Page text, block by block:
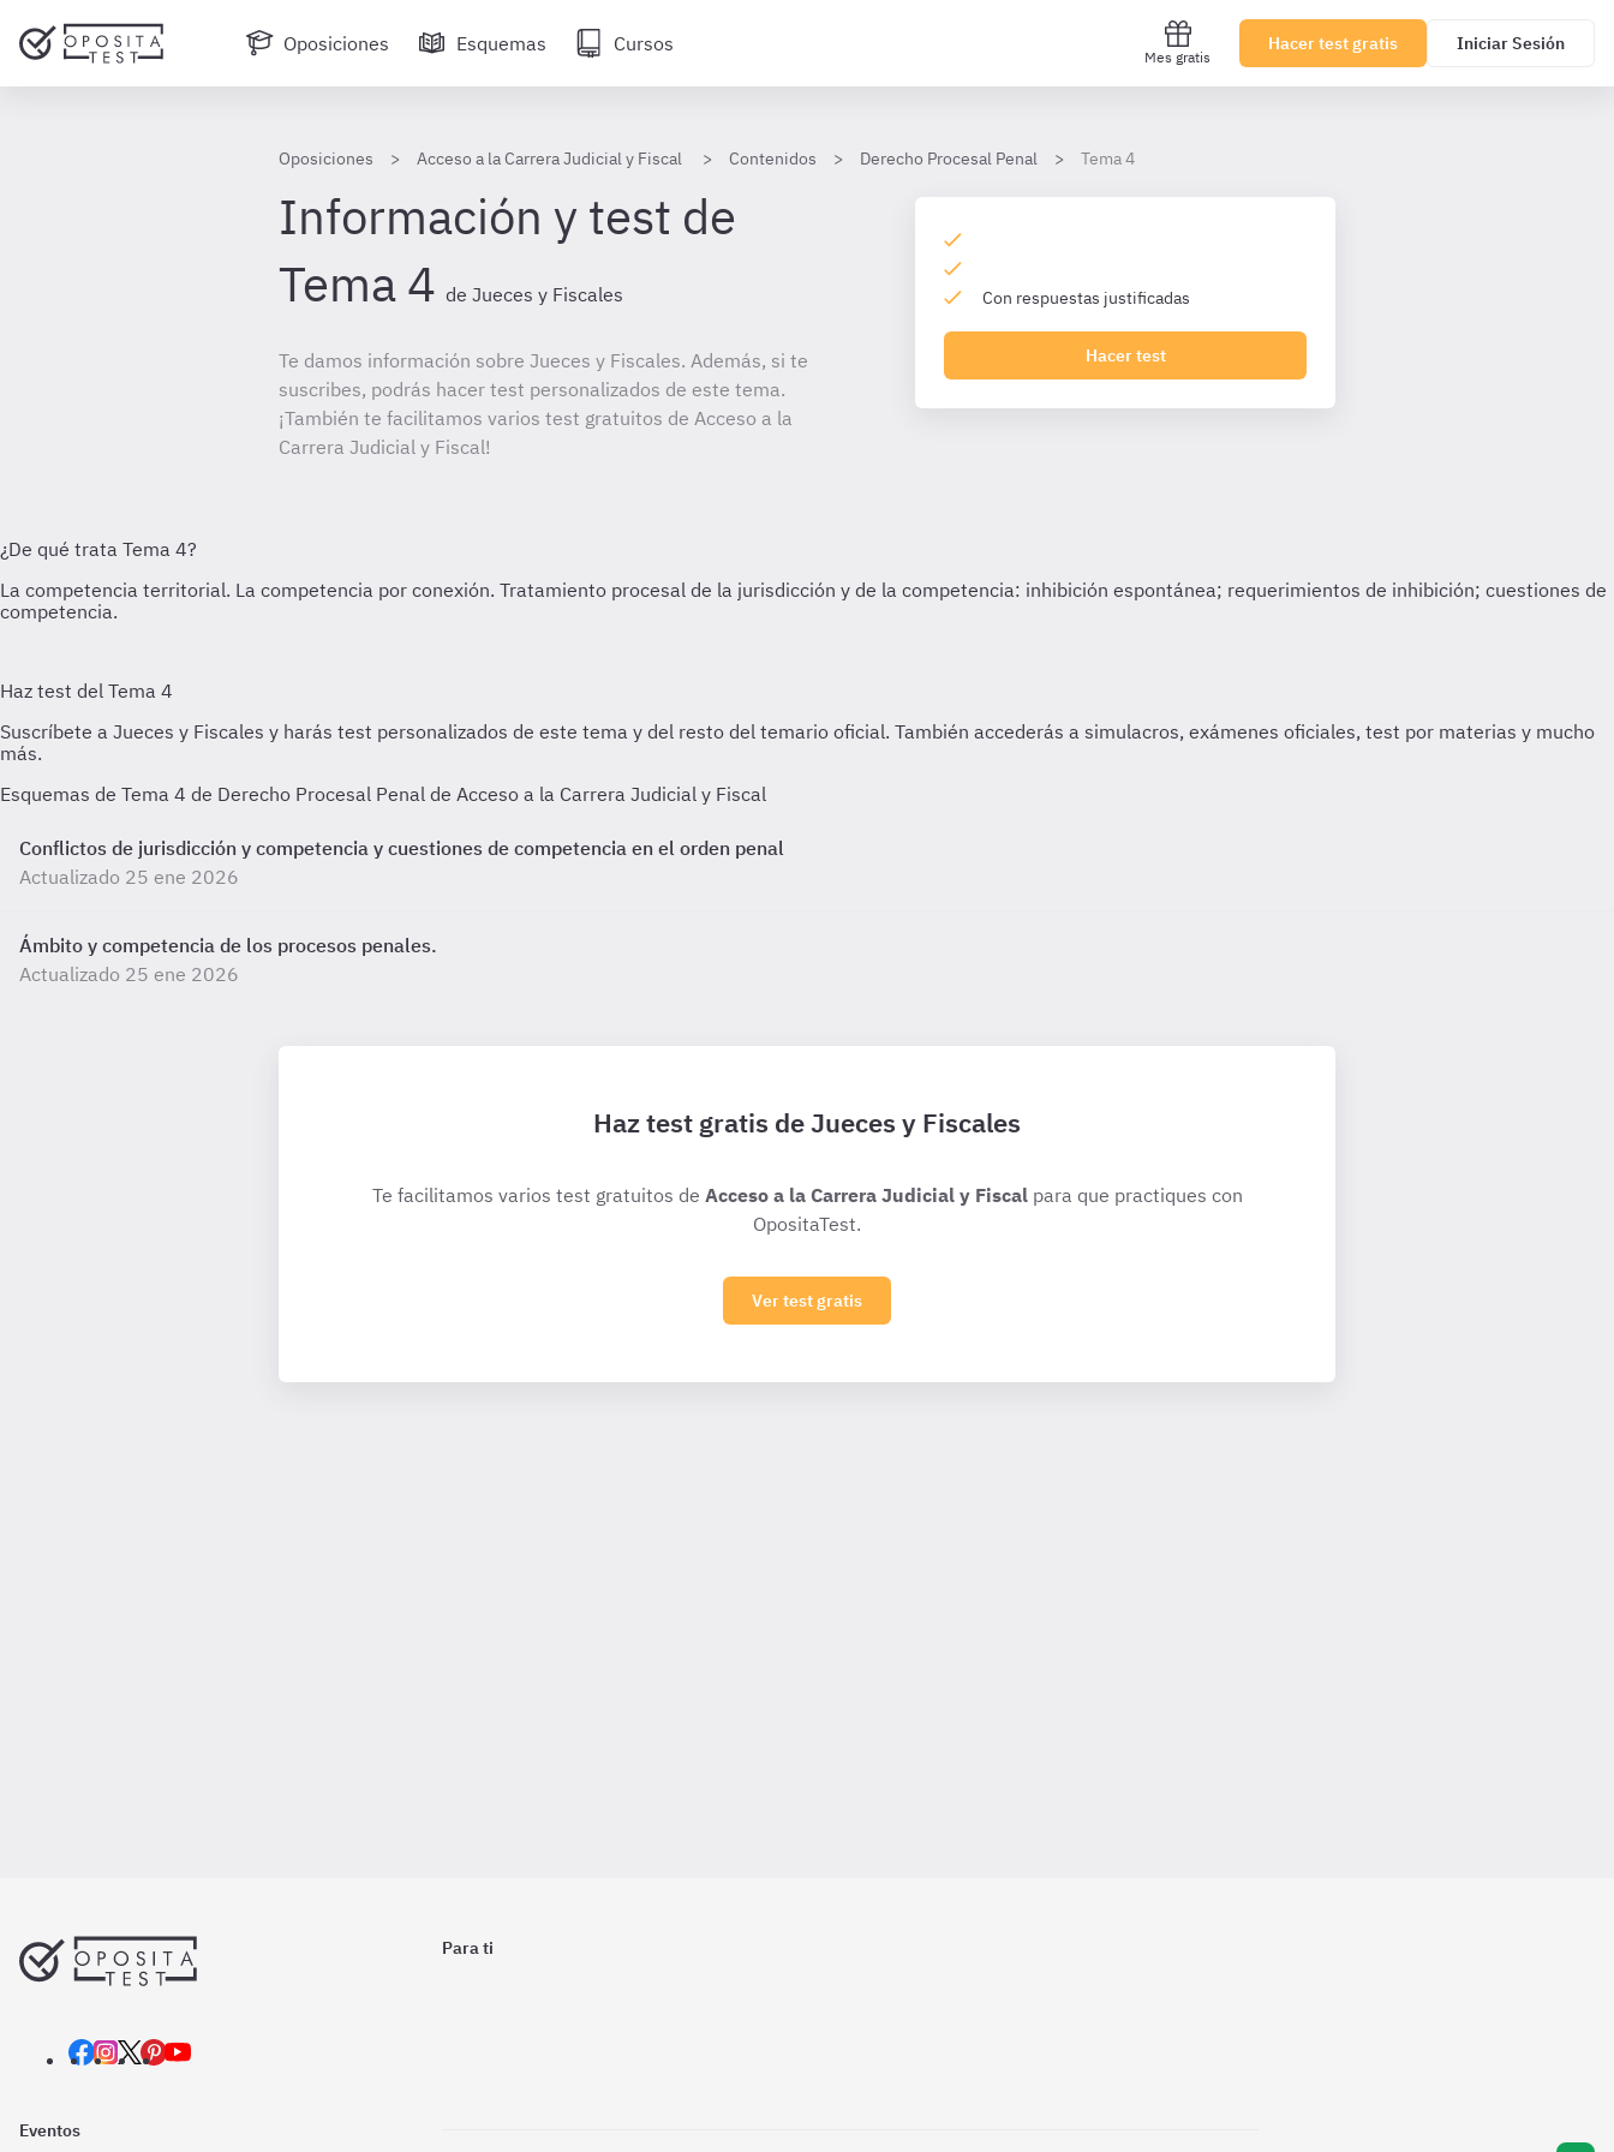
Oposiciones Esquemas Cursos
Mes gratis
Hacer test gratis Iniciar Sesión
Oposiciones Acceso a la Carrera Judicial y Fiscal Contenidos Derecho Procesal Penal Tema 4
Información y test de
Tema 4 de Jueces y Fiscales
Te damos información sobre Jueces y Fiscales. Además, si te
suscribes, podrás hacer test personalizados de este tema.
¡También te facilitamos varios test gratuitos de Acceso a la
Carrera Judicial y Fiscal!
Con respuestas justificadas
Hacer test
Esquemas de Tema 4 de Derecho Procesal Penal de Acceso a la Carrera Judicial y Fiscal
Conflictos de jurisdicción y competencia y cuestiones de competencia en el orden penal
Actualizado 25 ene 2026
Ámbito y competencia de los procesos penales.
Actualizado 25 ene 2026
Haz test gratis de Jueces y Fiscales
Te facilitamos varios test gratuitos de Acceso a la Carrera Judicial y Fiscalpara que practiques con
OpositaTest.
Ver test gratis
Para ti
Eventos